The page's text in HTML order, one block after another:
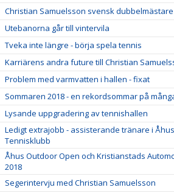
Christian Samuelsson svensk dubbelmästare
Utebanorna går till vintervila
Tveka inte längre - börja spela tennis
Karriärens andra future till Christian
Problem med varmvatten i hallen - fixat
Sommaren 2018 - en rekordsommar på
Lysande uppgradering av tennishallen
Ledigt extrajobb - assisterande tränare i Åhus
Tennisklubb
Åhus Outdoor Open och Kristianstads
2018
Segerintervju med Christian Samuelsson